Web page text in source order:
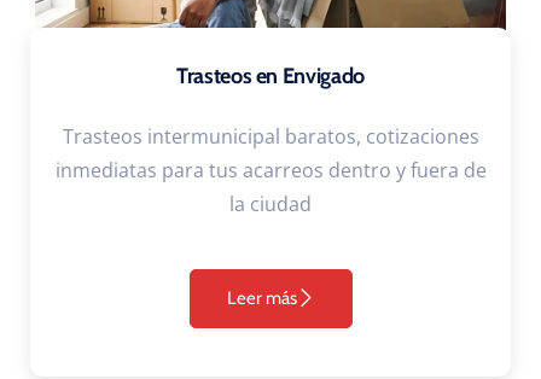
Trasteos en Envigado
Trasteos intermunicipal baratos, cotizaciones
inmediatas para tus acarreos dentro y fuera de
la ciudad
Leer más